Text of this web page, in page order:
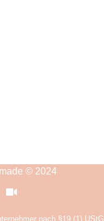
© 2024
nach §19 (1) UStG.